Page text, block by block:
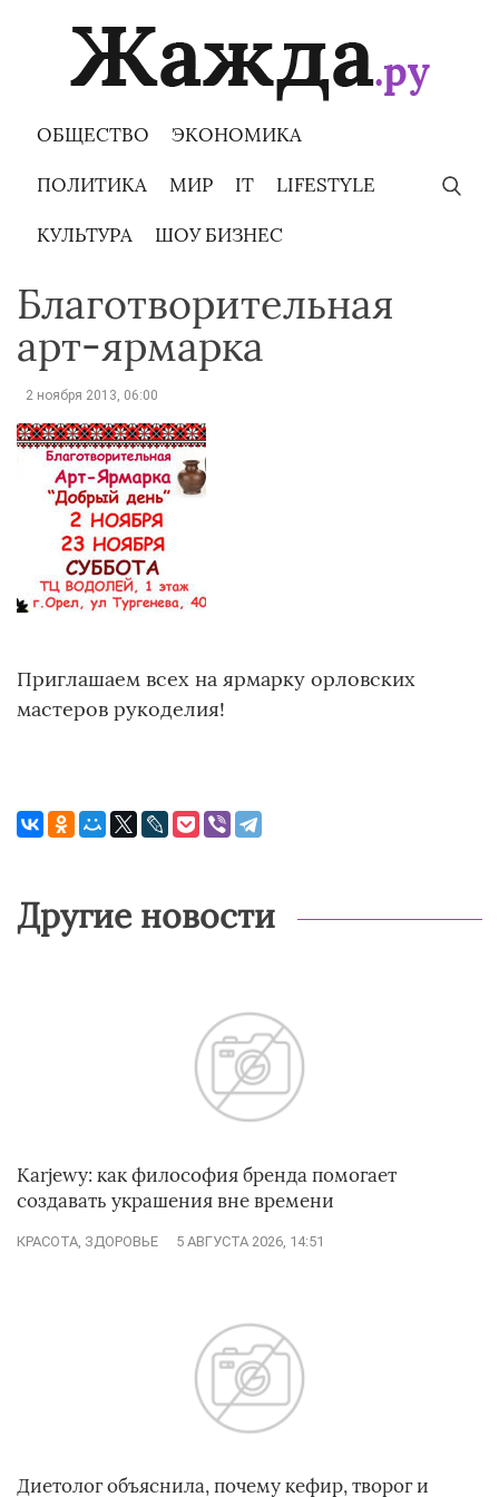
ОБЩЕСТВО ЭКОНОМИКА
ПОЛИТИКА МИР IT LIFESTYLE
КУЛЬТУРА ШОУ БИЗНЕС
Благотворительная
арт-ярмарка
2 ноября 2013, 06:00
Приглашаем всех на ярмарку орловских
мастеров рукоделия!
Другие новости
Karjewy: как философия бренда помогает
создавать украшения вне времени
КРАСОТА, ЗДОРОВЬЕ 5 АВГУСТА 2026, 14:51
Диетолог объяснила, почему кефир, творог и